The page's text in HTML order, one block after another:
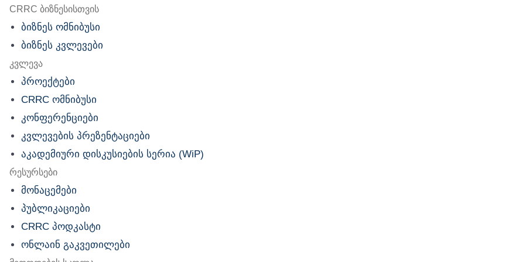
CRRC ბიზნესისთვის
ბიზნეს ომნიბუსი
ბიზნეს კვლევები
კვლევა
პროექტები
CRRC ომნიბუსი
კონფერენციები
კვლევების პრეზენტაციები
აკადემიური დისკუსიების სერია (WiP)
რესურსები
მონაცემები
პუბლიკაციები
CRRC პოდკასტი
ონლაინ გაკვეთილები